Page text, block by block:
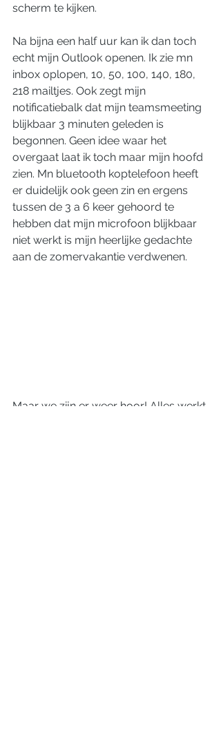
scherm te kijken.
Na bijna een half uur kan ik dan toch
echt mijn Outlook openen. Ik zie mn
inbox oplopen, 10, 50, 100, 140, 180,
218 mailtjes. Ook zegt mijn
notificatiebalk dat mijn teamsmeeting
blijkbaar 3 minuten geleden is
begonnen. Geen idee waar het
overgaat laat ik toch maar mijn hoofd
zien. Mn bluetooth koptelefoon heeft
er duidelijk ook geen zin en ergens
tussen de 3 a 6 keer gehoord te
hebben dat mijn microfoon blijkbaar
niet werkt is mijn heerlijke gedachte
aan de zomervakantie verdwenen.
Maar we zijn er weer hoor! Alles werkt